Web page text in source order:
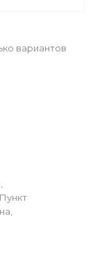
вариантов